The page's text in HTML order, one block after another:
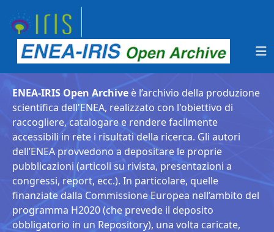
ENEA-IRIS Open Archive è l’archivio della produzione
scientifica dell'ENEA, realizzato con l'obiettivo di
raccogliere, catalogare e rendere facilmente
accessibili in rete i risultati della ricerca. Gli autori
dell’ENEA provvedono a depositare le proprie
pubblicazioni (articoli su rivista, presentazioni a
congressi, report, ecc.). In particolare, quelle
finanziate dalla Commissione Europea nell’ambito del
programma H2020 (che prevede il deposito
obbligatorio in un Repository), una volta caricate,